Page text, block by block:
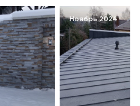
Ноябрь 2024